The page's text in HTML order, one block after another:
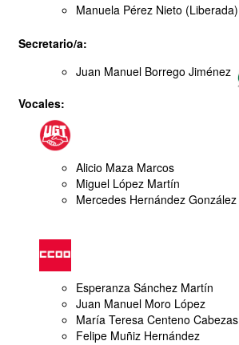
Manuela Pérez Nieto (Liberada)
Secretario/a:
Juan Manuel Borrego Jiménez
Vocales:
Alicio Maza Marcos
Miguel López Martín
Mercedes Hernández González
Esperanza Sánchez Martín
Juan Manuel Moro López
María Teresa Centeno Cabezas
Felipe Muñiz Hernández